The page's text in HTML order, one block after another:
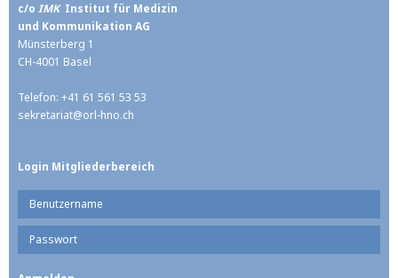
c/o IMKInstitut für Medizin
und Kommunikation AG
Münsterberg 1
CH-4001 Basel
Telefon: +41 61 561 53 53
sekretariat@orl-hno.ch
Login Mitgliederbereich